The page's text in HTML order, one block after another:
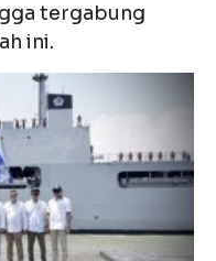
tergabung
ini.